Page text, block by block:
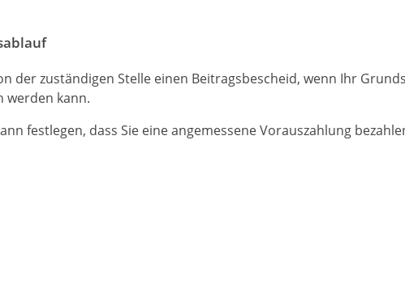
der zuständigen Stelle einen Beitragsbescheid, wenn Ihr
werden kann.
festlegen, dass Sie eine angemessene Vorauszahlung